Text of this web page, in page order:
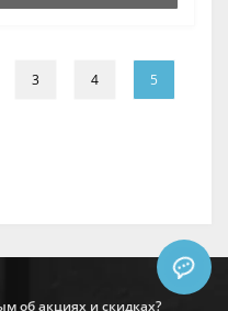
3 4 5
об акциях и скидках?